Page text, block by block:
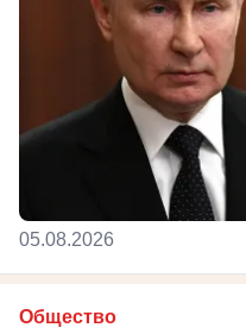
05.08.2026
Общество